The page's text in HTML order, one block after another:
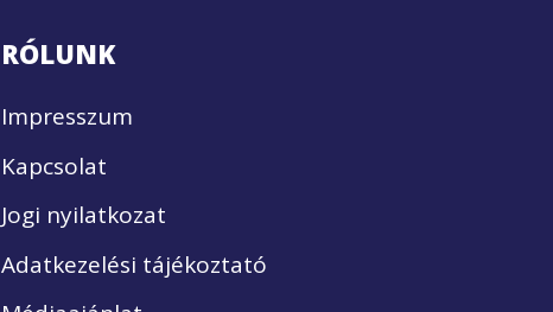
RÓLUNK
Impresszum
Kapcsolat
Jogi nyilatkozat
Adatkezelési tájékoztató